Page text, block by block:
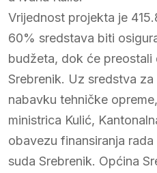
Vrijednost projekta je
60% sredstava biti
budžeta, dok će preostali
Srebrenik. Uz sredstva
nabavku tehničke
ministrica Kulić,
obavezu finansiranja
suda Srebrenik. Općina